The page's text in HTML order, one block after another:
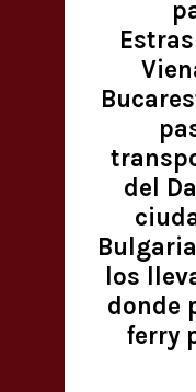
del
los
donde
ferry